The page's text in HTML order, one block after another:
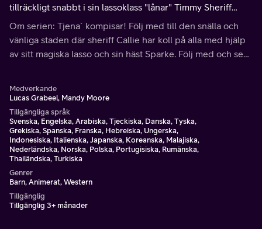
tillräckligt snabbt i sin lassoklass "lånar" Timmy Sheriff
Callies lasso.
Om serien: Tjena´ kompisar! Följ med till den snälla och
vänliga staden där sheriff Callie har koll på alla med hjälp
av sitt magiska lasso och sin häst Sparke. Följ med och se
Medverkande
Lucas Grabeel, Mandy Moore
Tillgängliga språk
Svenska, Engelska, Arabiska, Tjeckiska, Danska, Tyska,
Grekiska, Spanska, Franska, Hebreiska, Ungerska,
Indonesiska, Italienska, Japanska, Koreanska, Malajiska,
Nederländska, Norska, Polska, Portugisiska, Rumänska,
Thailändska, Turkiska
Genrer
Barn, Animerat, Western
Tillgänglig
Tillgänglig 3+ månader